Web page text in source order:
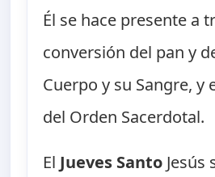
Él se hace presente a
conversión del pan y
Cuerpo y su Sangre, y
del Orden Sacerdotal.
El Jueves Santo Jesús